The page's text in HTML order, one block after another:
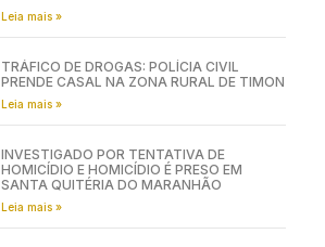
Leia mais »
TRÁFICO DE DROGAS: POLÍCIA CIVIL
PRENDE CASAL NA ZONA RURAL DE TIMON
Leia mais »
INVESTIGADO POR TENTATIVA DE
HOMICÍDIO E HOMICÍDIO É PRESO EM
SANTA QUITÉRIA DO MARANHÃO
Leia mais »